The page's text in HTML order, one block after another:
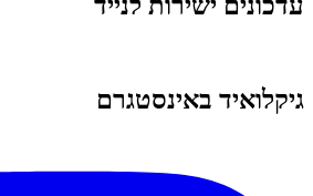
עדכונים ישירות לנייד
גיקלואיד באינסטגרם